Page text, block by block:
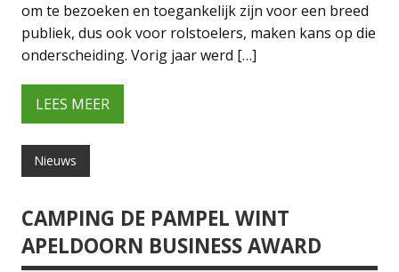
om te bezoeken en toegankelijk zijn voor een breed
publiek, dus ook voor rolstoelers, maken kans op die
onderscheiding. Vorig jaar werd […]
LEES MEER
Nieuws
CAMPING DE PAMPEL WINT
APELDOORN BUSINESS AWARD